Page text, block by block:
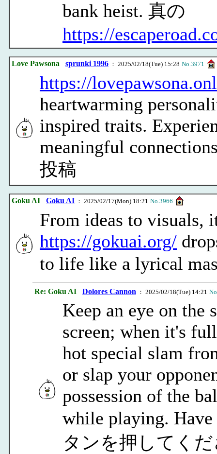
bank heist. 真の
https://
Love Pawsona sprunki 1996 ： 2025/02/18(Tue) 15:28 No.3971
https://
heartwarming
inspired traits.
meaningful
投稿
Goku AI Goku AI ： 2025/02/17(Mon) 18:21 No.3966
From ideas to visuals,
https://gokuai.org/
to life like a lyrical
Re: Goku AI Dolores Cannon ： 2025/02/18(Tue) 14:21
Keep an eye on the
screen; when it's
hot special slam
or slap your
possession of the
while playing.
タンを押してく